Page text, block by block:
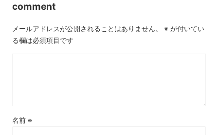
comment
メールアドレスが公開されることはありません。 ※ が付いてい
る欄は必須項目です
名前 ※